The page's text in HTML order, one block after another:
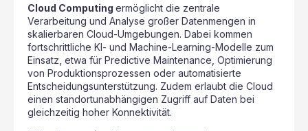
Cloud Computing ermöglicht die zentrale
Verarbeitung und Analyse großer Datenmengen in
skalierbaren Cloud-Umgebungen. Dabei kommen
fortschrittliche KI- und Machine-Learning-Modelle zum
Einsatz, etwa für Predictive Maintenance, Optimierung
von Produktionsprozessen oder automatisierte
Entscheidungsunterstützung. Zudem erlaubt die Cloud
einen standortunabhängigen Zugriff auf Daten bei
gleichzeitig hoher Konnektivität.